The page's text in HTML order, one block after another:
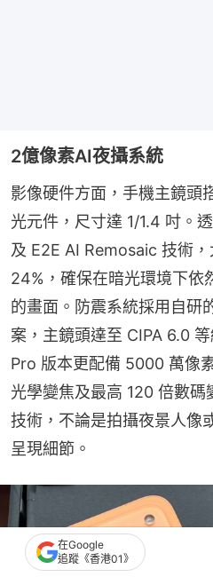
2億像素AI夜攝系統
影像硬件方面，手機主鏡頭
光元件，尺寸達 1/1.4 吋。
及 E2E AI Remosaic 技術
24%，確保在暗光環境下依
的畫面。防震系統採用自研
案，主鏡頭達至 CIPA 6.0
Pro 版本更配備 5000 萬像
光學變焦及最高 120 倍數碼
技術，不論是拍攝夜景人像
呈現細節。
在Google
追蹤《香港01》